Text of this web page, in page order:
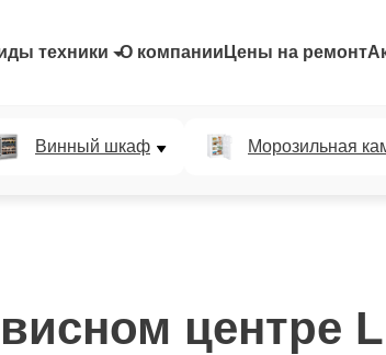
техники О компании Цены на ремонт
Винный шкаф Морозильная
центре